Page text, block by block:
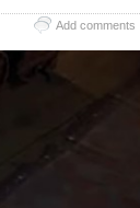
Add comments